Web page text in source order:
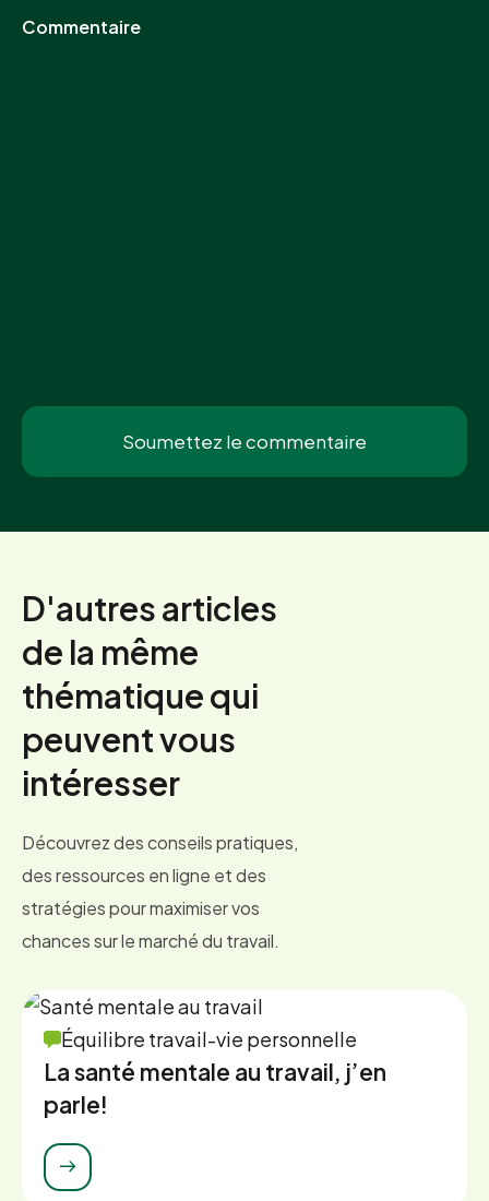
Commentaire
D'autres articles
de la même
thématique qui
peuvent vous
intéresser
Découvrez des conseils pratiques,
des ressources en ligne et des
stratégies pour maximiser vos
chances sur le marché du travail.
Équilibre travail-vie personnelle
La santé mentale au travail, j’en
parle!